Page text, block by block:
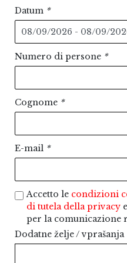
Datum *
Numero di persone *
Cognome *
E-mail *
Accetto le condizioni
di tutela della privacy
per la comunicazione
Dodatne želje / vprašanja